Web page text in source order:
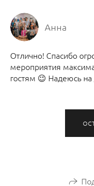
Анна
Отлично! Спасибо
мероприятия
гостям 😉 Надеюсь